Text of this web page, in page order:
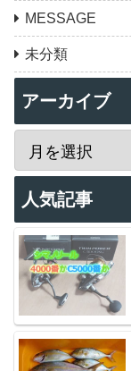
MESSAGE
未分類
アーカイブ
人気記事